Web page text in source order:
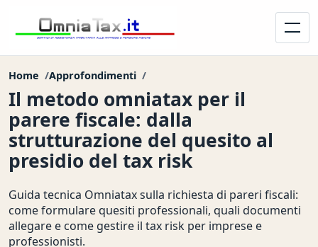
Home Approfondimenti
Il metodo omniatax per il
parere fiscale: dalla
strutturazione del quesito al
presidio del tax risk
Guida tecnica Omniatax sulla richiesta di pareri fiscali:
come formulare quesiti professionali, quali documenti
allegare e come gestire il tax risk per imprese e
professionisti.